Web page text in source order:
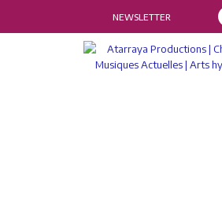
NEWSLETTER